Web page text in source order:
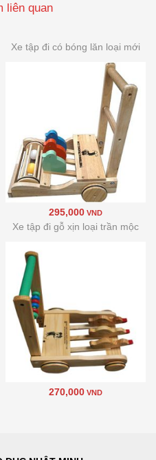
liên quan
Xe tập đi có bóng lăn loại mới
295,000 VND
Xe tập đi gỗ xịn loại trần mộc
270,000 VND